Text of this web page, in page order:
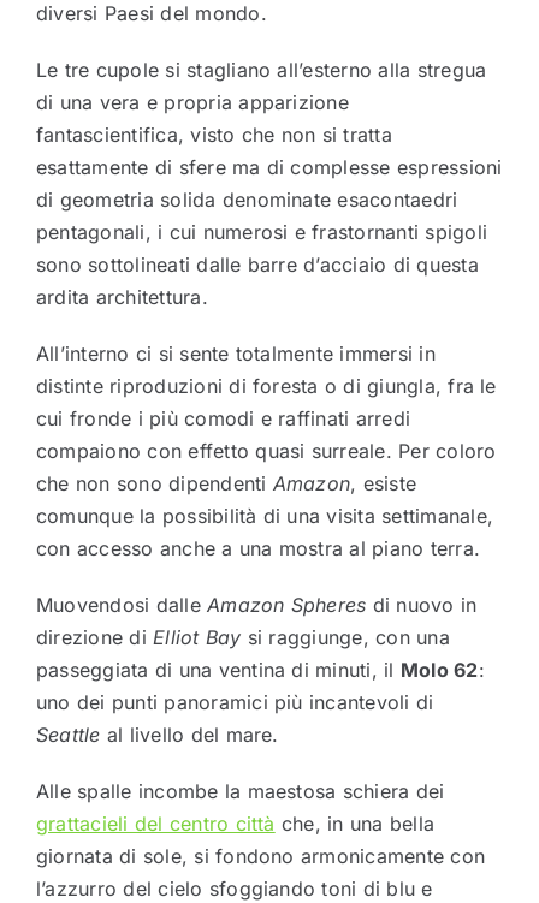
diversi Paesi del mondo.
Le tre cupole si stagliano all’esterno alla stregua
di una vera e propria apparizione
fantascientifica, visto che non si tratta
esattamente di sfere ma di complesse espressioni
di geometria solida denominate esacontaedri
pentagonali, i cui numerosi e frastornanti spigoli
sono sottolineati dalle barre d’acciaio di questa
ardita architettura.
All’interno ci si sente totalmente immersi in
distinte riproduzioni di foresta o di giungla, fra le
cui fronde i più comodi e raffinati arredi
compaiono con effetto quasi surreale. Per coloro
che non sono dipendenti Amazon, esiste
comunque la possibilità di una visita settimanale,
con accesso anche a una mostra al piano terra.
Muovendosi dalleAmazon Spheres di nuovo in
direzione diElliot Bay si raggiunge, con una
passeggiata di una ventina di minuti, il Molo 62:
uno dei punti panoramici più incantevoli di
Seattle al livello del mare.
Alle spalle incombe la maestosa schiera dei
grattacieli del centro città che, in una bella
giornata di sole, si fondono armonicamente con
l’azzurro del cielo sfoggiando toni di blu e